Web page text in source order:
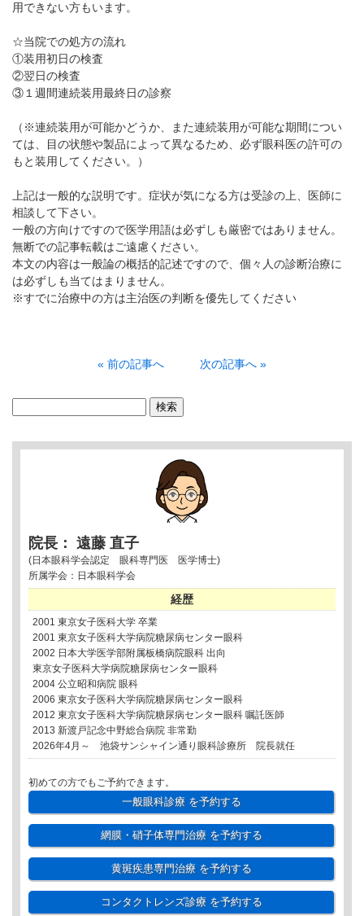
用できない方もいます。
☆当院での処方の流れ
①装用初日の検査
②翌日の検査
③１週間連続装用最終日の診察
（※連続装用が可能かどうか、また連続装用が可能な期間につい
ては、目の状態や製品によって異なるため、必ず眼科医の許可の
もと装用してください。）
上記は一般的な説明です。症状が気になる方は受診の上、医師に
相談して下さい。
一般の方向けですので医学用語は必ずしも厳密ではありません。
無断での記事転載はご遠慮ください。
本文の内容は一般論の概括的記述ですので、個々人の診断治療に
は必ずしも当てはまりません。
※すでに治療中の方は主治医の判断を優先してください
« 前の記事へ 次の記事へ »
院長： 遠藤 直子
(日本眼科学会認定 眼科専門医 医学博士)
所属学会：日本眼科学会
経歴
2001 東京女子医科大学 卒業
2001 東京女子医科大学病院糖尿病センター眼科
2002 日本大学医学部附属板橋病院眼科 出向
東京女子医科大学病院糖尿病センター眼科
2004 公立昭和病院 眼科
2006 東京女子医科大学病院糖尿病センター眼科
2012 東京女子医科大学病院糖尿病センター眼科 嘱託医師
2013 新渡戸記念中野総合病院 非常勤
2026年4月～ 池袋サンシャイン通り眼科診療所 院長就任
初めての方でもご予約できます。
一般眼科診療を予約する
網膜・硝子体専門治療を予約する
黄斑疾患専門治療を予約する
コンタクトレンズ診療を予約する